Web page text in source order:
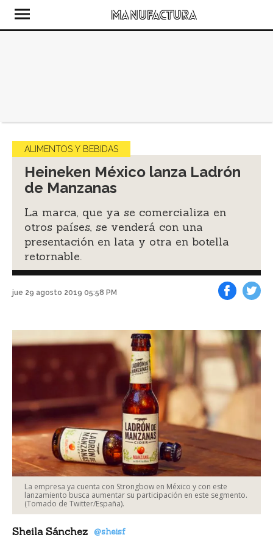
ALIMENTOS Y BEBIDAS
Heineken México lanza Ladrón
de Manzanas
La marca, que ya se comercializa en
otros países, se venderá con una
presentación en lata y otra en botella
retornable.
jue 29 agosto 2019 05:58 PM
La empresa ya cuenta con Strongbow en México y con este
lanzamiento busca aumentar su participación en este segmento.
(Tomado de Twitter/España).
Sheila Sánchez @sheisf